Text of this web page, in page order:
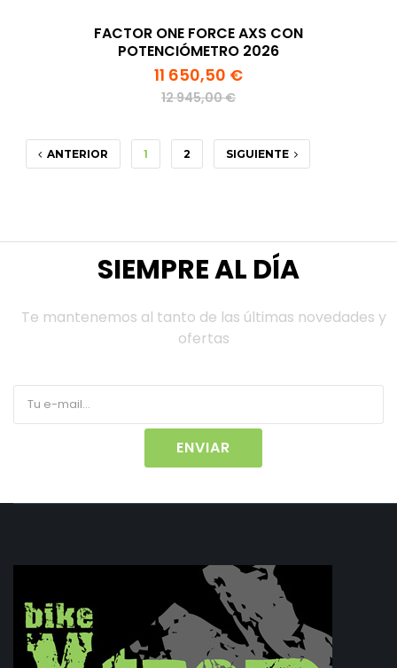
FACTOR ONE FORCE AXS CON
POTENCIÓMETRO 2026
11 650,50 €
12 945,00 €
ANTERIOR 1 2 SIGUIENTE
SIEMPRE AL DÍA
Te mantenemos al tanto de las últimas novedades y
ofertas
ENVIAR